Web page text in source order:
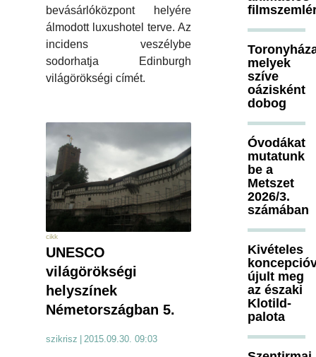
bevásárlóközpont helyére
álmodott luxushotel terve. Az
incidens veszélybe
sodorhatja Edinburgh
világörökségi címét.
cikk
UNESCO
világörökségi
helyszínek
Németországban 5.
szikrisz 2015.09.30. 09:03
melyek
szíve
oázisként
dobog
Óvodákat
mutatunk
be a
Metszet
2026/3.
számában
Kivételes
újult meg
az északi
Klotild-
palota